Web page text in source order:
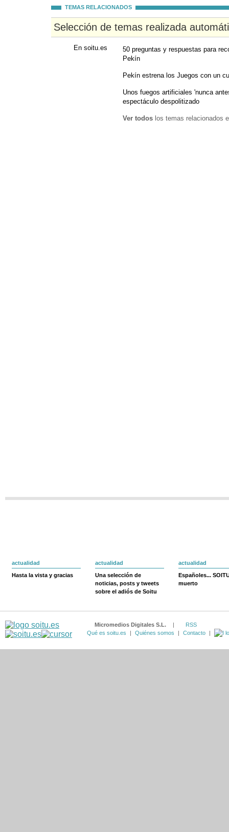
TEMAS RELACIONADOS
Selección de temas realizada
En soitu.es
50 preguntas y respuestas para
Pekín
Pekín estrena los Juegos con un
Unos fuegos artificiales 'nunca
espectáculo despolitizado
Ver todos los temas relacionados
actualidad
Hasta la vista y gracias
actualidad
Una selección de
noticias, posts y tweets
sobre el adiós de Soitu
actualidad
Españoles...
muerto
Micromedios Digitales S.L. |
RSS
Qué es soitu.es
| Quiénes somos | Contacto |